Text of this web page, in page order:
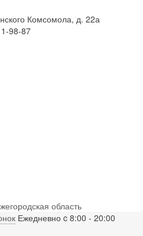
Комсомола, д. 22а
98-87
область
Ежедневно c 8:00 - 20:00